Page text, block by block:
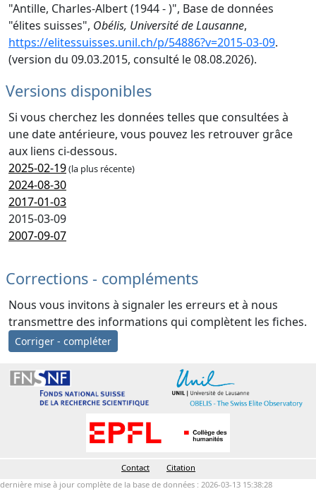
"Antille, Charles-Albert (1944 - )", Base de données
"élites suisses", Obélis, Université de Lausanne,
https://elitessuisses.unil.ch/p/54886?v=2015-03-09.
(version du 09.03.2015, consulté le 08.08.2026).
Versions disponibles
Si vous cherchez les données telles que consultées à
une date antérieure, vous pouvez les retrouver grâce
aux liens ci-dessous.
2025-02-19(la plus récente)
2024-08-30
2017-01-03
2015-03-09
2007-09-07
Corrections - compléments
Nous vous invitons à signaler les erreurs et à nous
transmettre des informations qui complètent les fiches.
Corriger - compléter
Contact
Citation
dernière mise à jour complète de la base de données : 2026-03-13 15:38:28